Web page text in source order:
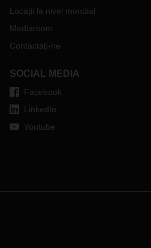
Locații la nivel mondial
Mediaroom
Contactați-ne
SOCIAL MEDIA
Facebook
LinkedIn
Youtube